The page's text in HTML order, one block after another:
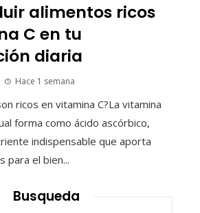
alimentos ricos
C en tu
diaria
Hace 1 semana
ricos en vitamina C?La vitamina
forma como ácido ascórbico,
indispensable que aporta
para el bien...
Busqueda